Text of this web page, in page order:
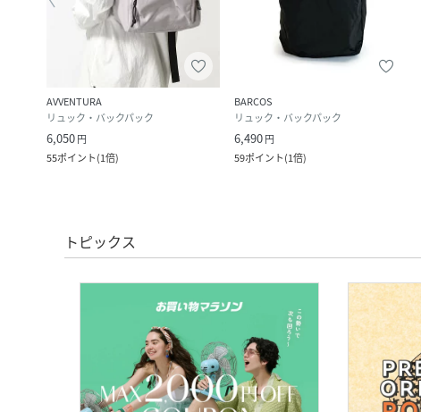
AVVENTURA
リュック・バックパック
6,050円
55ポイント(1倍)
BARCOS
リュック・バックパック
6,490円
59ポイント(1倍)
トピックス